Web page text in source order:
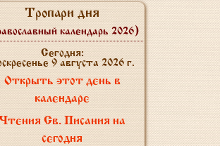
Тропари дня
календарь 2026)
Сегодня:
9 августа 2026 г.
Открыть этот день в
календаре
Чтения Св. Писания на
сегодня